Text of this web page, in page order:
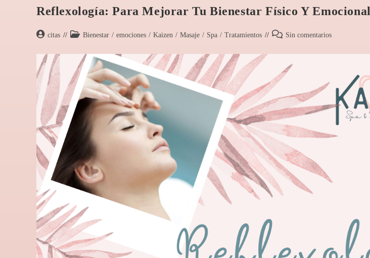
Reflexología: Para Mejorar Tu Bienestar Físico Y Emocional
citas Bienestar / emociones / Kaizen / Masaje / Spa / Tratamientos Sin comentarios